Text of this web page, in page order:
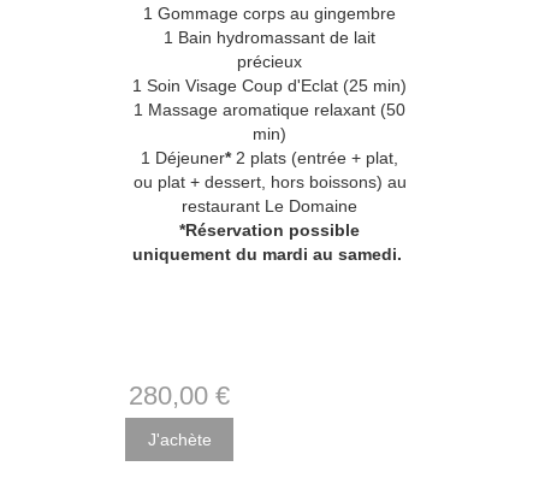
1 Gommage corps au gingembre
1 Bain hydromassant de lait
précieux
1 Soin Visage Coup d'Eclat (25 min)
1 Massage aromatique relaxant (50
min)
1 Déjeuner*2 plats (entrée + plat,
ou plat + dessert, hors boissons) au
restaurant Le Domaine
*Réservation possible
uniquement du mardi au samedi.
280,00 €